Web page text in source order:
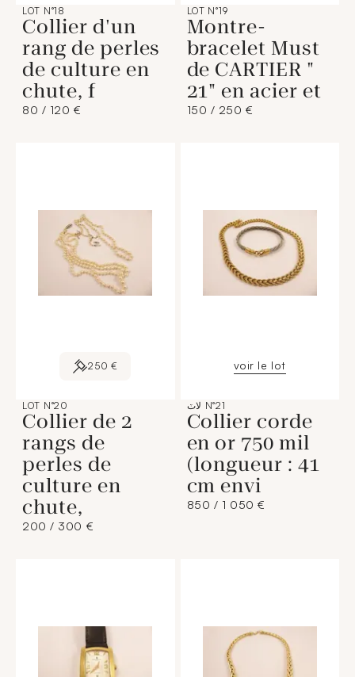
LOT N°18
Collier d'un
rang de perles
de culture en
chute, f
80 / 120 €
LOT N°19
Montre-
bracelet Must
de CARTIER "
21" en acier et
150 / 250 €
250 €
LOT N°20
Collier de 2
rangs de
perles de
culture en
chute,
200 / 300 €
voir le lot
لاٽ N°21
Collier corde
en or 750 mil
(longueur : 41
cm envi
850 / 1 050 €